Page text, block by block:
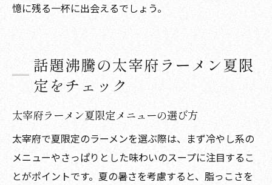
憶に残る一杯に出会えるでしょう。
話題沸騰の太宰府ラーメン夏限
定をチェック
太宰府ラーメン夏限定メニューの選び方
太宰府で夏限定のラーメンを選ぶ際は、まず冷やし系の
メニューやさっぱりとした味わいのスープに注目するこ
とがポイントです。夏の暑さを考慮すると、脂っこさを